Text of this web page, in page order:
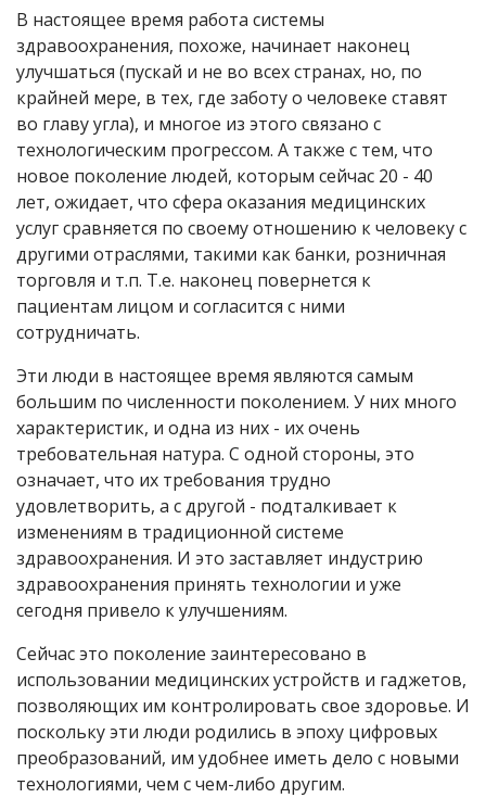
В настоящее время работа системы
здравоохранения, похоже, начинает наконец
улучшаться (пускай и не во всех странах, но, по
крайней мере, в тех, где заботу о человеке ставят
во главу угла), и многое из этого связано с
технологическим прогрессом. А также с тем, что
новое поколение людей, которым сейчас 20 - 40
лет, ожидает, что сфера оказания медицинских
услуг сравняется по своему отношению к человеку с
другими отраслями, такими как банки, розничная
торговля и т.п. Т.е. наконец повернется к
пациентам лицом и согласится с ними
сотрудничать.
Эти люди в настоящее время являются самым
большим по численности поколением. У них много
характеристик, и одна из них - их очень
требовательная натура. С одной стороны, это
означает, что их требования трудно
удовлетворить, а с другой - подталкивает к
изменениям в традиционной системе
здравоохранения. И это заставляет индустрию
здравоохранения принять технологии и уже
сегодня привело к улучшениям.
Сейчас это поколение заинтересовано в
использовании медицинских устройств и гаджетов,
позволяющих им контролировать свое здоровье. И
поскольку эти люди родились в эпоху цифровых
преобразований, им удобнее иметь дело с новыми
технологиями, чем с чем-либо другим.